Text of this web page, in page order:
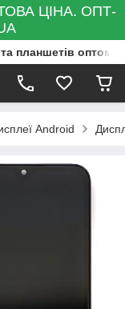
ЦІНА. ОПТ-
планшетів оптом
Android